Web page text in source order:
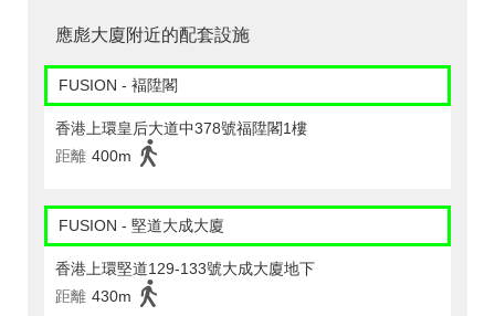
應彪大廈附近的配套設施
FUSION - 褔陞閣
香港上環皇后大道中378號福陞閣1樓
距離 400m
FUSION - 堅道大成大廈
香港上環堅道129-133號大成大廈地下
距離 430m